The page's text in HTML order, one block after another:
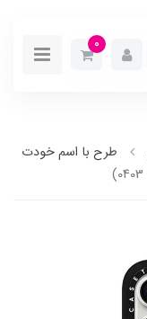
0
طرح با اسم خودت